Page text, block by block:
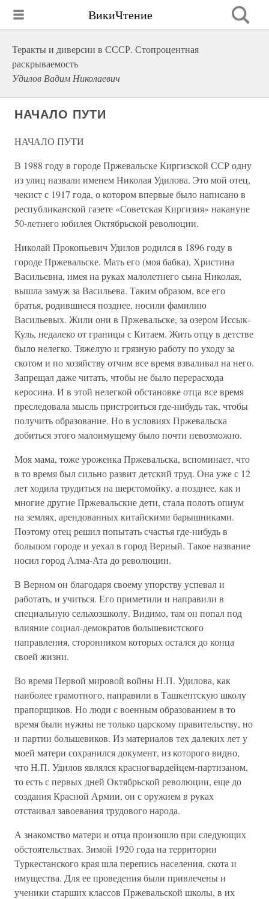
ВикиЧтение
Теракты и диверсии в СССР. Стопроцентная
раскрываемость
Удилов Вадим Николаевич
НАЧАЛО ПУТИ
НАЧАЛО ПУТИ
В 1988 году в городе Пржевальске Киргизской ССР одну
из улиц назвали именем Николая Удилова. Это мой отец,
чекист с 1917 года, о котором впервые было написано в
республиканской газете «Советская Киргизия» накануне
50-летнего юбилея Октябрьской революции.
Николай Прокопьевич Удилов родился в 1896 году в
городе Пржевальске. Мать его (моя бабка), Христина
Васильевна, имея на руках малолетнего сына Николая,
вышла замуж за Васильева. Таким образом, все его
братья, родившиеся позднее, носили фамилию
Васильевых. Жили они в Пржевальске, за озером Иссык-
Куль, недалеко от границы с Китаем. Жить отцу в детстве
было нелегко. Тяжелую и грязную работу по уходу за
скотом и по хозяйству отчим все время взваливал на него.
Запрещал даже читать, чтобы не было перерасхода
керосина. И в этой нелегкой обстановке отца все время
преследовала мысль пристроиться где-нибудь так, чтобы
получить образование. Но в условиях Пржевальска
добиться этого малоимущему было почти невозможно.
Моя мама, тоже уроженка Пржевальска, вспоминает, что
в то время был сильно развит детский труд. Она уже с 12
лет ходила трудиться на шерстомойку, а позднее, как и
многие другие Пржевальские дети, стала полоть опиум
на землях, арендованных китайскими барышниками.
Поэтому отец решил попытать счастья где-нибудь в
большом городе и уехал в город Верный. Такое название
носил город Алма-Ата до революции.
В Верном он благодаря своему упорству успевал и
работать, и учиться. Его приметили и направили в
специальную сельхозшколу. Видимо, там он попал под
влияние социал-демократов большевистского
направления, сторонником которых остался до конца
своей жизни.
Во время Первой мировой войны Н.П. Удилова, как
наиболее грамотного, направили в Ташкентскую школу
прапорщиков. Но люди с военным образованием в то
время были нужны не только царскому правительству, но
и партии большевиков. Из материалов тех далеких лет у
моей матери сохранился документ, из которого видно,
что Н.П. Удилов являлся красногвардейцем-партизаном,
то есть с первых дней Октябрьской революции, еще до
создания Красной Армии, он с оружием в руках
отстаивал завоевания трудового народа.
А знакомство матери и отца произошло при следующих
обстоятельствах. Зимой 1920 года на территории
Туркестанского края шла перепись населения, скота и
имущества. Для ее проведения были привлечены и
ученики старших классов Пржевальской школы, в их